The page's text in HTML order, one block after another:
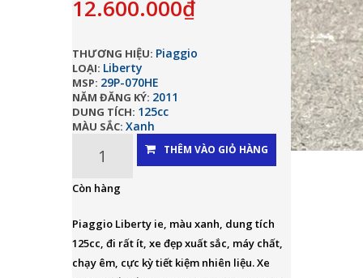
12.600.000₫
THƯƠNG HIỆU: Piaggio
LOẠI: Liberty
MSP: 29P-070HE
NĂM ĐĂNG KÝ: 2011
DUNG TÍCH: 125cc
MÀU SẮC: Xanh
THÊM VÀO GIỎ HÀNG
Còn hàng
Piaggio Liberty ie, màu xanh, dung tích
125cc, đi rất ít, xe đẹp xuất sắc, máy chất,
chạy êm, cực kỳ tiết kiệm nhiên liệu. Xe